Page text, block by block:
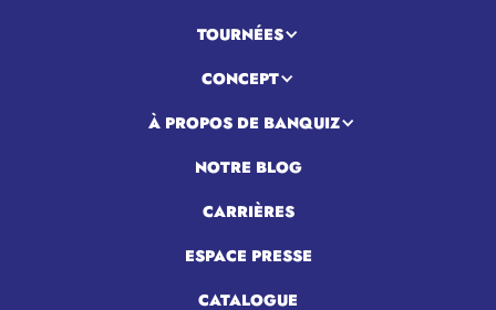
TOURNÉES
CONCEPT
À PROPOS DE BANQUIZ
NOTRE BLOG
CARRIÈRES
ESPACE PRESSE
CATALOGUE